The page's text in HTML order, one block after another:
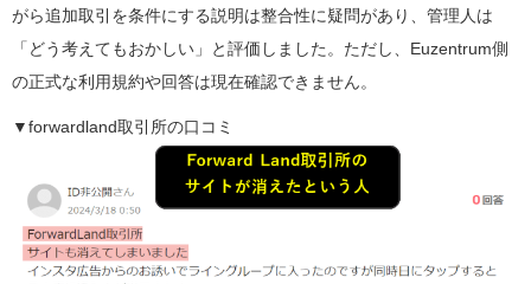
がら追加取引を条件にする説明は整合性に疑問があり、管理人は
「どう考えてもおかしい」と評価しました。ただし、Euzentrum側
の正式な利用規約や回答は現在確認できません。
▼forwardland取引所の口コミ